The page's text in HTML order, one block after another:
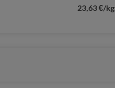
23,63 €/kg